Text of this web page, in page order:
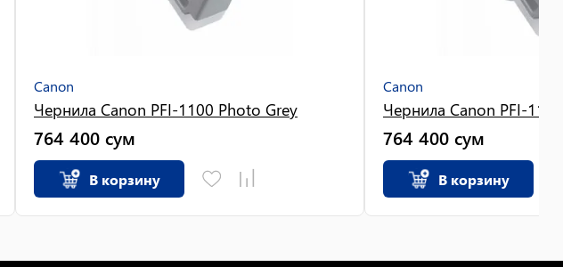
Canon
Чернила Canon PFI-1100 Photo Grey
764 400 сум
В корзину
Canon
Чернила Canon PFI-
764 400 сум
В корзину